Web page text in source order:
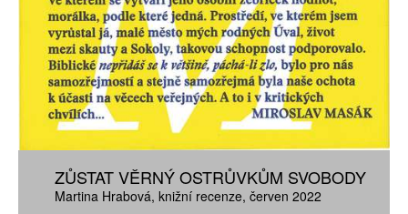
ZŮSTAT VĚRNÝ OSTRŮVKŮM SVOBODY
Martina Hrabová knižní recenze červen 2022